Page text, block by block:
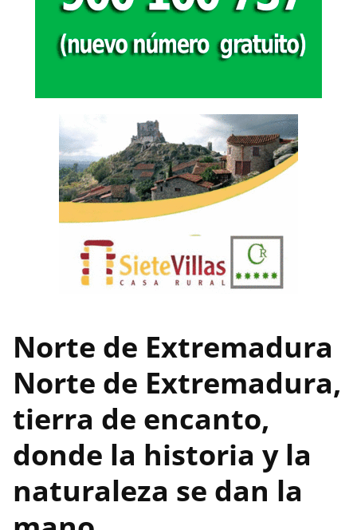
Norte de Extremadura
Norte de Extremadura,
tierra de encanto,
donde la historia y la
naturaleza se dan la